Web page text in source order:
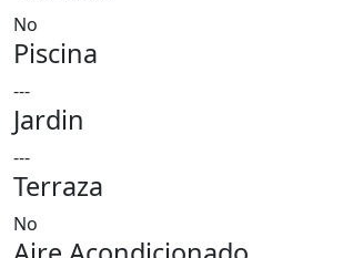
No
Piscina
---
Jardin
---
Terraza
No